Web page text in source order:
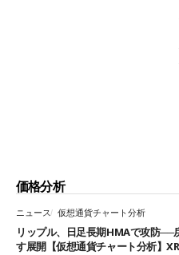
価格分析
ニュース 仮想通貨チャート分析
リップル、日足長期HMAで攻防──
す展開【仮想通貨チャート分析】